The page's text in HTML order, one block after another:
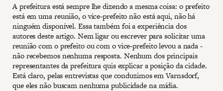
A prefeitura está sempre lhe dizendo a mesma coisa: o prefeito
está em uma reunião, o vice-prefeito não está aqui, não há
ninguém disponível. Essa também foi a experiência dos
autores deste artigo. Nem ligar ou escrever para solicitar uma
reunião com o prefeito ou com o vice-prefeito levou a nada -
não recebemos nenhuma resposta. Nenhum dos principais
representantes da prefeitura quis explicar a posição da cidade.
Está claro, pelas entrevistas que conduzimos em Varnsdorf,
que eles não buscam nenhuma publicidade na mídia.